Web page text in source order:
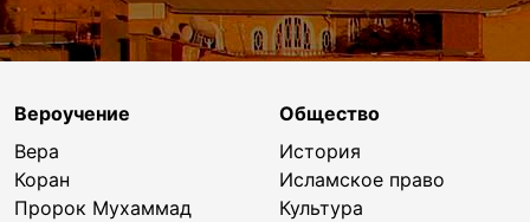
Вероучение
Вера
Коран
Пророк Мухаммад
Общество
История
Исламское право
Культура